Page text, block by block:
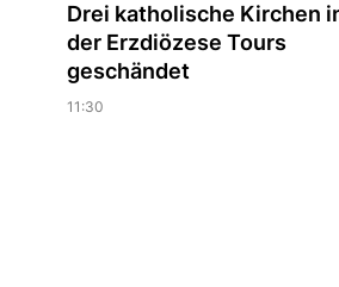
Drei katholische Kirchen
der Erzdiözese Tours
geschändet
11:30